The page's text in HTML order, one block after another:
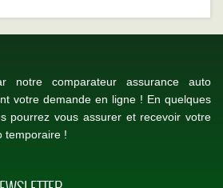
notre comparateur assurance auto
votre demande en ligne ! En quelques
pourrez vous assurer et recevoir votre
temporaire !